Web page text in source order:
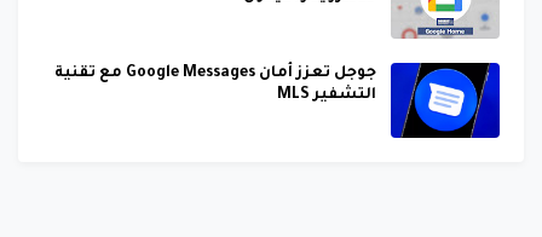
جوجل تعزز أمان Google Messages مع تقنية
التشفير MLS